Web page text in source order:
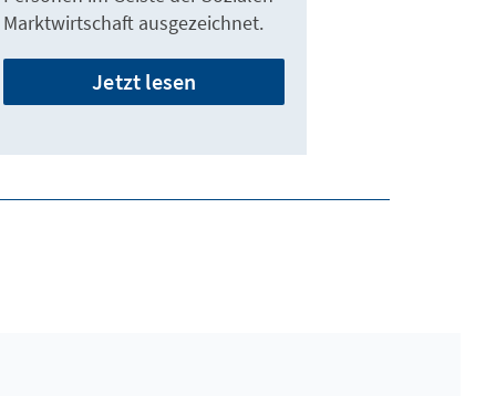
Marktwirtschaft ausgezeichnet.
Jetzt lesen